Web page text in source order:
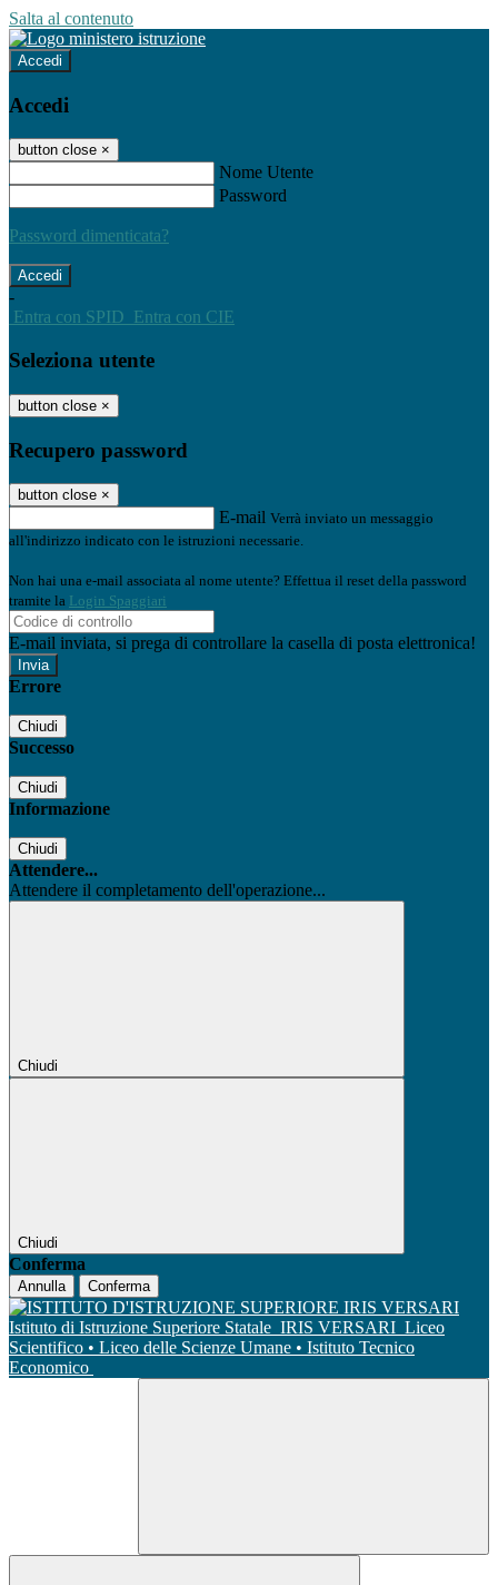
Salta al contenuto
Accedi
Accedi
button close ×
Nome Utente
Password
Password dimenticata?
-
Entra con SPID Entra con CIE
Seleziona utente
button close ×
Recupero password
button close ×
E-mail Verrà inviato un messaggio
all'indirizzo indicato con le istruzioni necessarie.
Non hai una e-mail associata al nome utente? Effettua il reset della password
tramite la Login Spaggiari
E-mail inviata, si prega di controllare la casella di posta elettronica!
Errore
Chiudi
Successo
Chiudi
Informazione
Chiudi
Attendere...
Attendere il completamento dell'operazione...
Chiudi
Chiudi
Conferma
Annulla Conferma
Istituto di Istruzione Superiore Statale IRIS VERSARI Liceo
Scientifico • Liceo delle Scienze Umane • Istituto Tecnico
Economico